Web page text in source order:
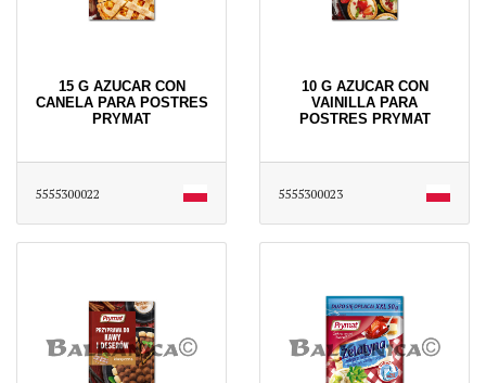
15 G AZUCAR CON
CANELA PARA POSTRES
PRYMAT
5555300022
10 G AZUCAR CON
VAINILLA PARA
POSTRES PRYMAT
5555300023